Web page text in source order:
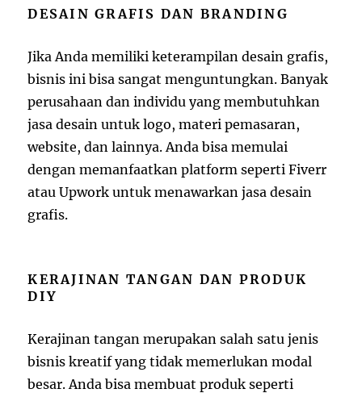
DESAIN GRAFIS DAN BRANDING
Jika Anda memiliki keterampilan desain grafis,
bisnis ini bisa sangat menguntungkan. Banyak
perusahaan dan individu yang membutuhkan
jasa desain untuk logo, materi pemasaran,
website, dan lainnya. Anda bisa memulai
dengan memanfaatkan platform seperti Fiverr
atau Upwork untuk menawarkan jasa desain
grafis.
KERAJINAN TANGAN DAN PRODUK
DIY
Kerajinan tangan merupakan salah satu jenis
bisnis kreatif yang tidak memerlukan modal
besar. Anda bisa membuat produk seperti